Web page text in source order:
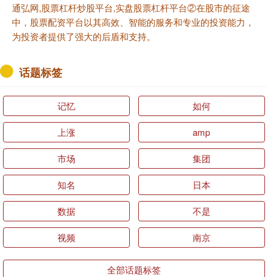
通弘网,股票杠杆炒股平台,实盘股票杠杆平台②在股市的征途
中，股票配资平台以其高效、智能的服务和专业的投资能力，
为投资者提供了强大的后盾和支持。
话题标签
记忆 如何
上涨 amp
市场 集团
知名 日本
数据 不是
视频 南京
全部话题标签